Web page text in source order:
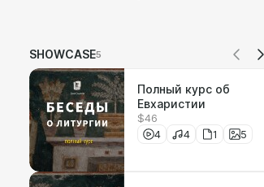
SHOWCASE5
Полный курс об
Евхаристии
$46
4
4 1 5